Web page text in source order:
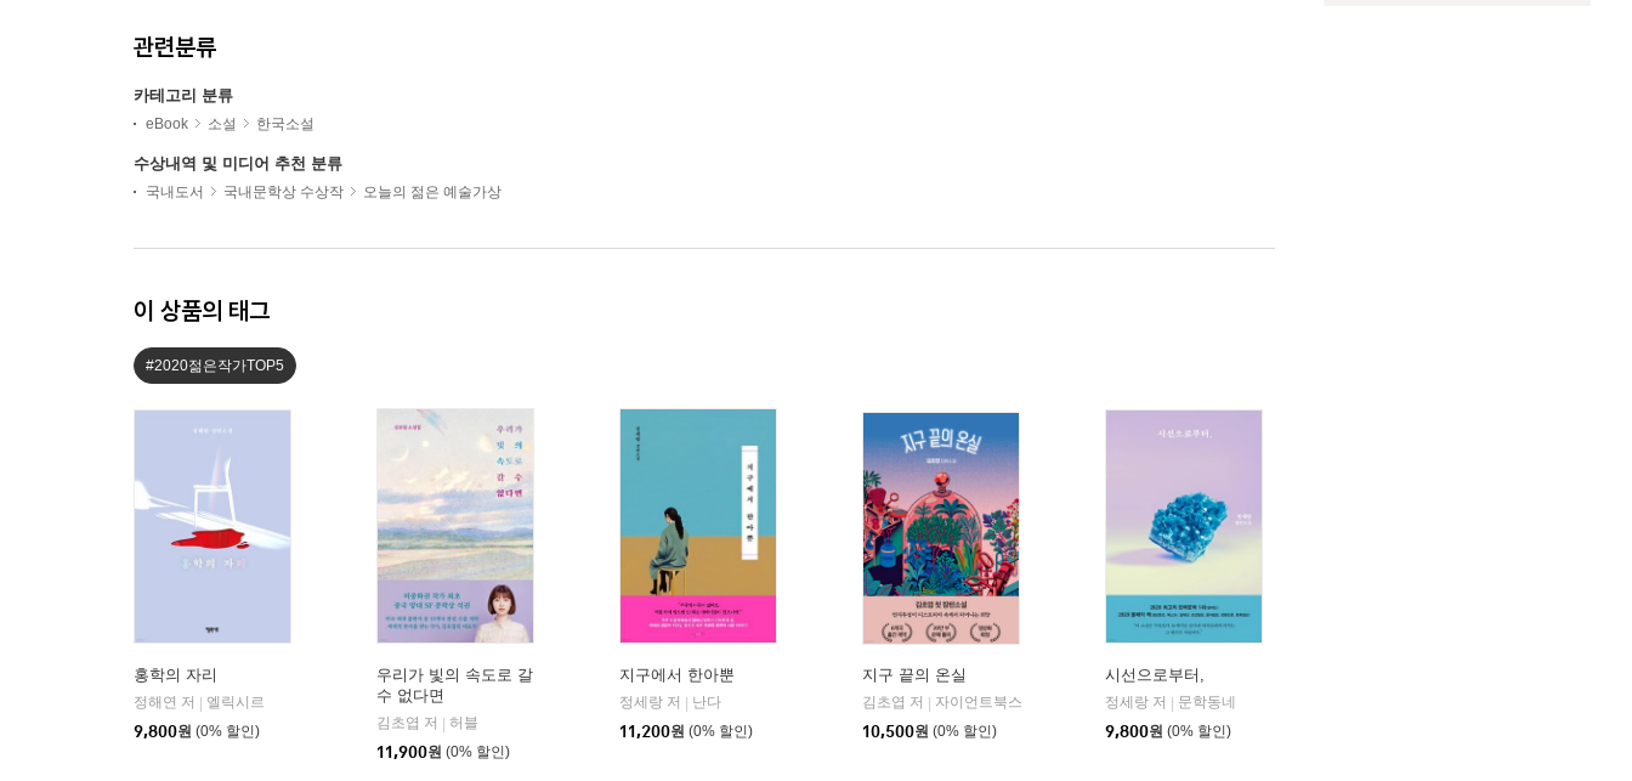
관련분류
카테고리 분류
eBook 소설 한국소설
수상내역 및 미디어 추천 분류
국내도서 국내문학상 수상작 오늘의 젊은 예술가상
이 상품의 태그
#2020젊은작가TOP5
홍학의 자리
정해연 저
엘릭시르
9,800원 (0% 할인)
우리가 빛의 속도로 갈
수 없다면
김초엽 저
허블
11,900원 (0% 할인)
지구에서 한아뿐
정세랑 저
난다
11,200원 (0% 할인)
지구 끝의 온실
김초엽 저
자이언트북스
10,500원 (0% 할인)
시선으로부터,
정세랑 저
문학동네
9,800원 (0% 할인)